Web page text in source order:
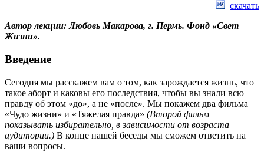
скачать
Автор лекции: Любовь Макарова, г. Пермь. Фонд «Свет
Жизни».
Введение
Сегодня мы расскажем вам о том, как зарождается жизнь, что
такое аборт и каковы его последствия, чтобы вы знали всю
правду об этом «до», а не «после». Мы покажем два фильма
«Чудо жизни» и «Тяжелая правда» (Второй фильм
показывать избирательно, в зависимости от возраста
аудитории.) В конце нашей беседы мы сможем ответить на
ваши вопросы.